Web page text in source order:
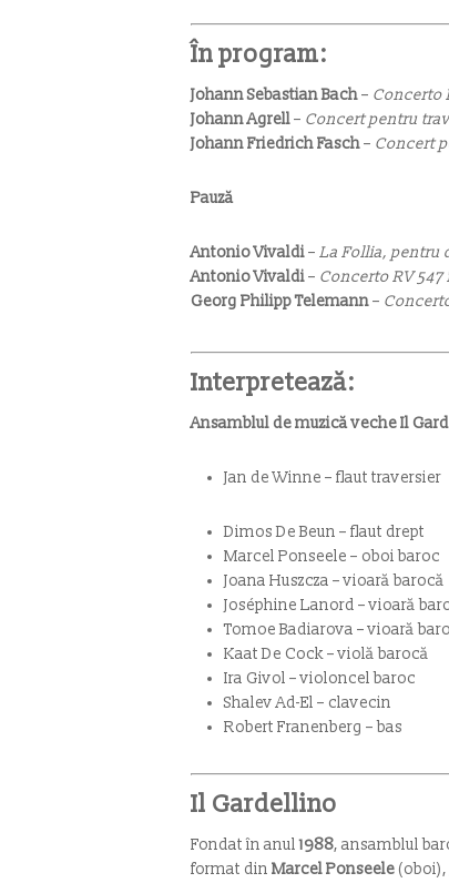
În program:
Johann Sebastian Bach– Concerto
Johann Agrell– Concert pentru
Johann Friedrich Fasch– Concert
Pauză
Antonio Vivaldi–La Follia, pentru
Antonio Vivaldi– Concerto RV
Georg Philipp Telemann–
Interpretează:
Ansamblul de muzică veche Il
Jan de Winne – flaut traversier
Dimos De Beun – flaut drept
Marcel Ponseele – oboi baroc
Joana Huszcza – vioară barocă
Joséphine Lanord – vioară
Tomoe Badiarova – vioară
Kaat De Cock – violă barocă
Ira Givol – violoncel baroc
Shalev Ad-El – clavecin
Robert Franenberg – bas
Il Gardellino
Fondat în anul1988, ansamblul
format dinMarcel Ponseele